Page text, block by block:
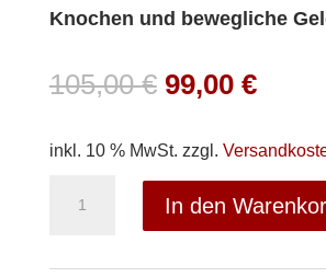
Knochen und bewegliche
105,00€
war:
105,00 €
99,00 €
ist:
inkl. 10 % MwSt. zzgl.
In den